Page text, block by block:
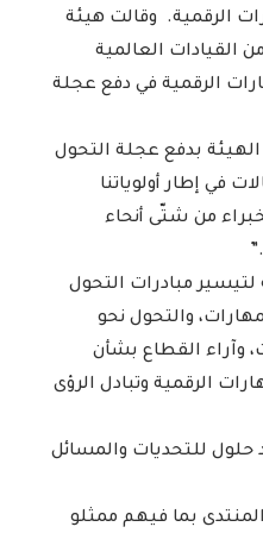
الرقمية. وقالت هيئة
القيادات العالمية
الرقمية في دفع عجلة
الهيئة بدفع عجلة التحول
في إطار أولوياتنا
من شتّى أنحاء
لتيسير مبادرات التحول
والتحول نحو
وآراء القطاع بشأن
الرقمية وتبادل الرؤى
حلول للتحديات والمسائل
بما فيهم ممثلو